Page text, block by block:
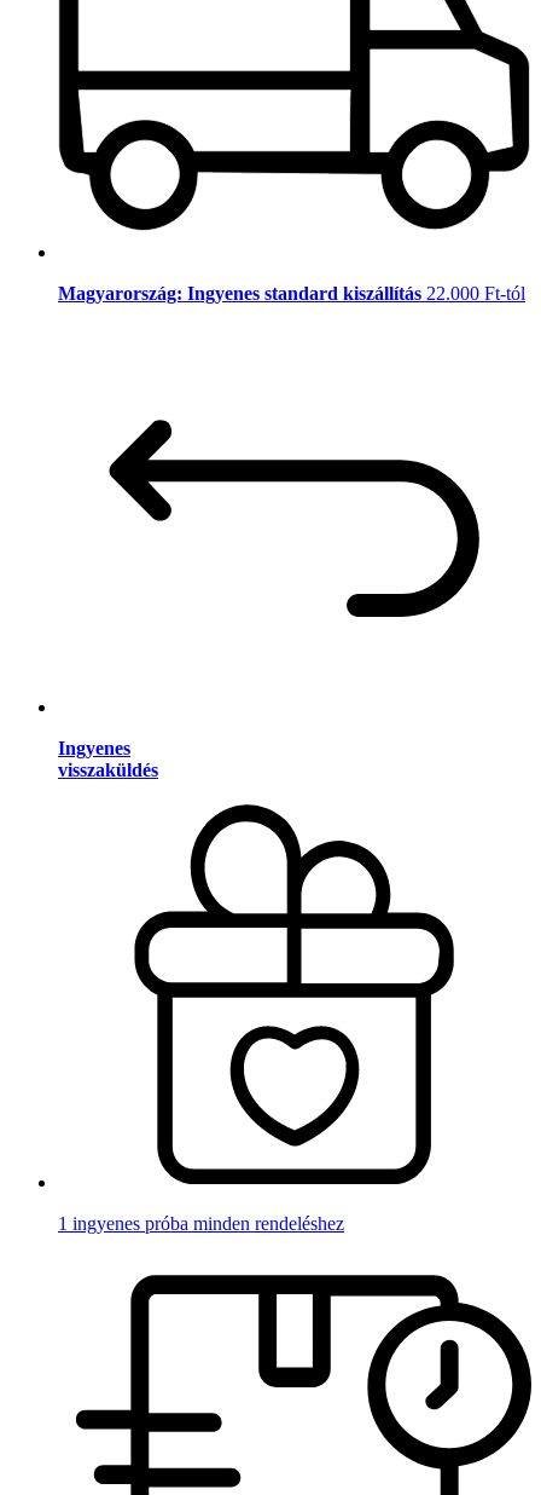
Magyarország: Ingyenes standard kiszállítás 22.000 Ft-tól
Ingyenes
visszaküldés
1 ingyenes próba minden rendeléshez